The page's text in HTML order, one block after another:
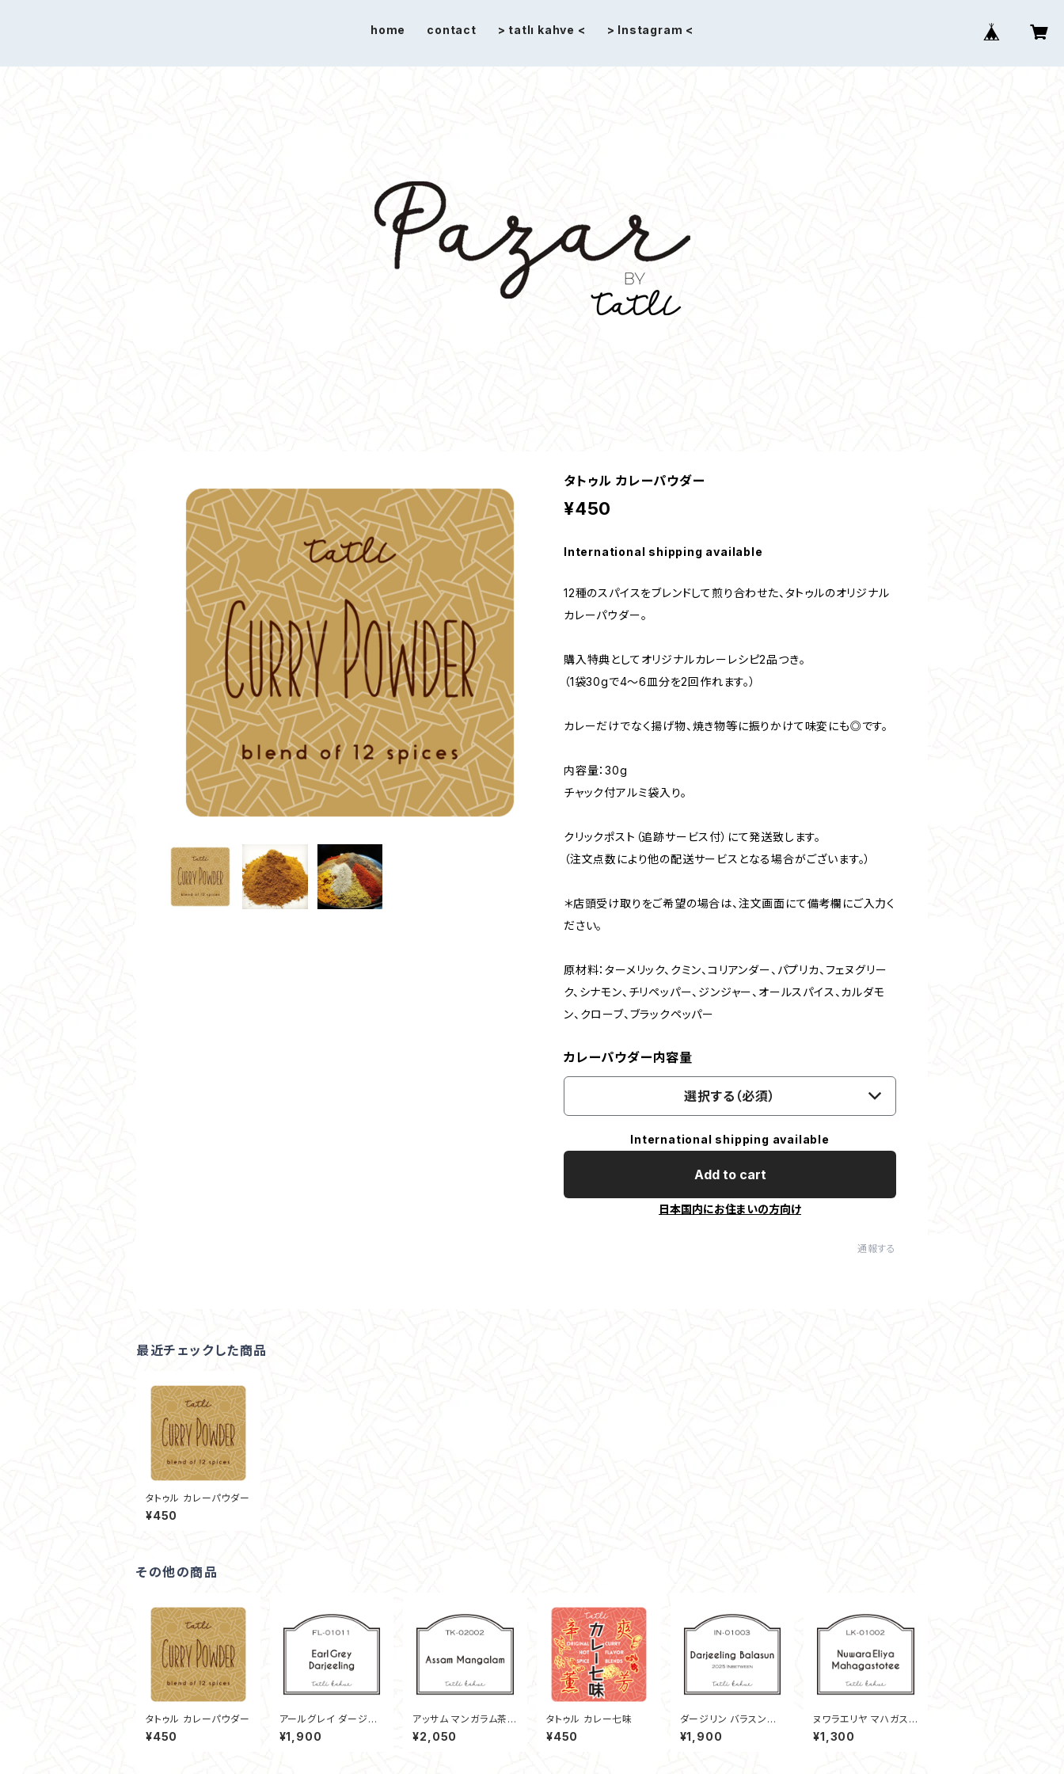
home contact > tatlı kahve < > Instagram <
タトゥル カレーパウダー
¥450
International shipping available
12種のスパイスをブレンドして煎り合わせた、タトゥルのオリジナル
カレーパウダー。
購入特典としてオリジナルカレーレシピ2品つき。
（1袋30gで4～6皿分を2回作れます。）
カレーだけでなく揚げ物、焼き物等に振りかけて味変にも◎です。
内容量：30g
チャック付アルミ袋入り。
クリックポスト（追跡サービス付）にて発送致します。
（注文点数により他の配送サービスとなる場合がございます。）
＊店頭受け取りをご希望の場合は、注文画面にて備考欄にご入力く
ださい。
原材料：ターメリック、クミン、コリアンダー、パプリカ、フェヌグリー
ク、シナモン、チリペッパー、ジンジャー、オールスパイス、カルダモ
ン、クローブ、ブラックペッパー
カレーパウダー内容量
選択する（必須）
International shipping available
Add to cart
日本国内にお住まいの方向け
通報する
最近チェックした商品
タトゥル カレーパウダー
¥450
その他の商品
タトゥル カレーパウダー
¥450
アールグレイ ダージリ
ン 30g
¥1,900
アッサム マンガラム茶園
30g
¥2,050
タトゥル カレー七味
¥450
ダージリン バラスン茶
園 2025 インビトウィー
ン 30g
¥1,900
ヌワラエリヤ マハガスト
¥1,300